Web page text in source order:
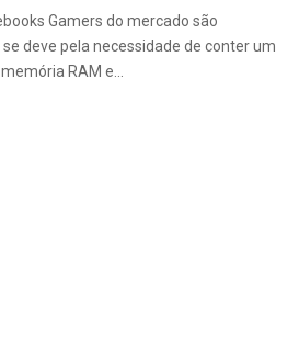
Gamers do mercado são
deve pela necessidade de conter um
RAM e...